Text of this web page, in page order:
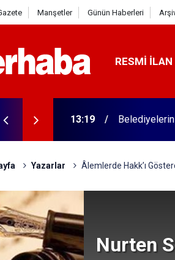
Manşetler Günün Haberleri
RESMI İLAN
12:41
Yazarlar Âlemlerde Hakk’ı
Nurten